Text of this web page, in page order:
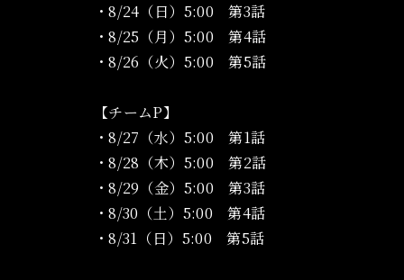
・8/24（日）5:00 第3話
・8/25（月）5:00 第4話
・8/26（火）5:00 第5話
【チームP】
・8/27（水）5:00 第1話
・8/28（木）5:00 第2話
・8/29（金）5:00 第3話
・8/30（土）5:00 第4話
・8/31（日）5:00 第5話